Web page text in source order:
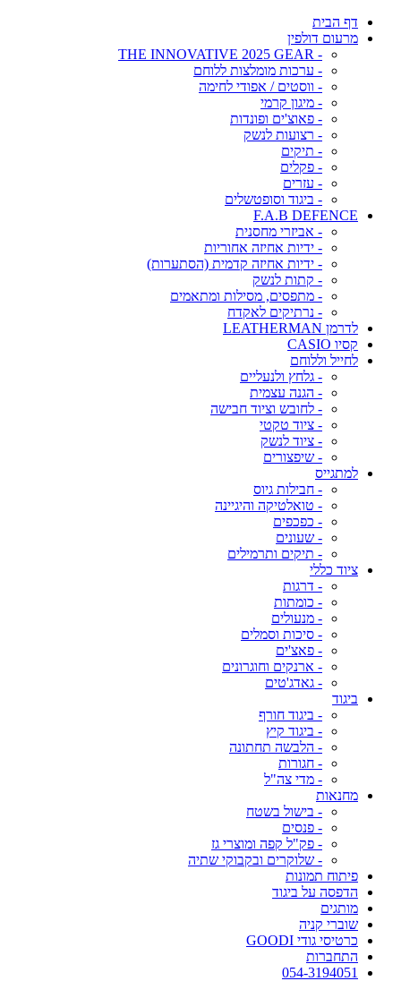
דף הבית
מרעום דולפין
- THE INNOVATIVE 2025 GEAR
- ערכות מומלצות ללוחם
- ווסטים / אפודי לחימה
- מיגון קרמי
- פאוצ'ים ופונדות
- רצועות לנשק
- תיקים
- פקלים
- עזרים
- ביגוד וסופטשלים
F.A.B DEFENCE
- אביזרי מחסנית
- ידיות אחיזה אחוריות
- ידיות אחיזה קדמית (הסתערות)
- קתות לנשק
- מתפסים, מסילות ומתאמים
- נרתיקים לאקדח
לדרמן LEATHERMAN
קסיו CASIO
לחייל וללוחם
- גלחץ ולנעליים
- הגנה עצמית
- לחובש וציוד חבישה
- ציוד טקטי
- ציוד לנשק
- שיפצורים
למתגייס
- חבילות גיוס
- טואלטיקה והיגיינה
- כפכפים
- שעונים
- תיקים ותרמילים
ציוד כללי
- דרגות
- כומתות
- מנעולים
- סיכות וסמלים
- פאצ'ים
- ארנקים וחוגרונים
- גאדג'טים
ביגוד
- ביגוד חורף
- ביגוד קיץ
- הלבשה תחתונה
- חגורות
- מדי צה"ל
מחנאות
- בישול בשטח
- פנסים
- פק"ל קפה ומוצרי גז
- שלוקרים ובקבוקי שתיה
פיתוח תמונות
הדפסה על ביגוד
מותגים
שוברי קניה
כרטיסי גודי GOODI
התחברות
054-3194051